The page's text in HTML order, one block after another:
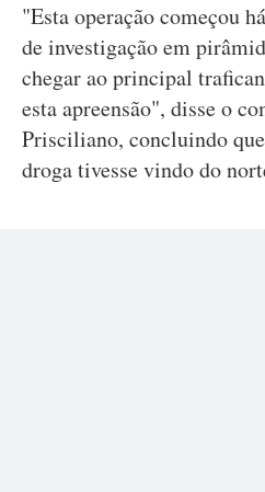
"Esta operação começou
de investigação em
chegar ao principal
esta apreensão", disse o
Prisciliano, concluindo
droga tivesse vindo do